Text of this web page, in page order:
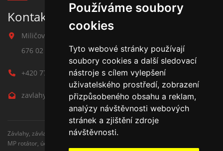
Používáme soubory
cookies
Tyto webové stránky používají
soubory cookies a další sledovací
nástroje s cílem vylepšení
uživatelského prostředí, zobrazení
přizpůsobeného obsahu a reklam,
analýzy návštěvnosti webových
stránek a zjištění zdroje
návštěvnosti.
Kontakt na závlahy
Miličova 541
676 02 Moravské Budějovice
+420 777 780 938
zavlahy@hmbuilding.cz
Závlahy, závlahové systémy, AZS, postřikovače, trysky, kapenkova závlaha,
MP rotátor, úderove postřikovače, automatické zavlažovaní, kapkovací